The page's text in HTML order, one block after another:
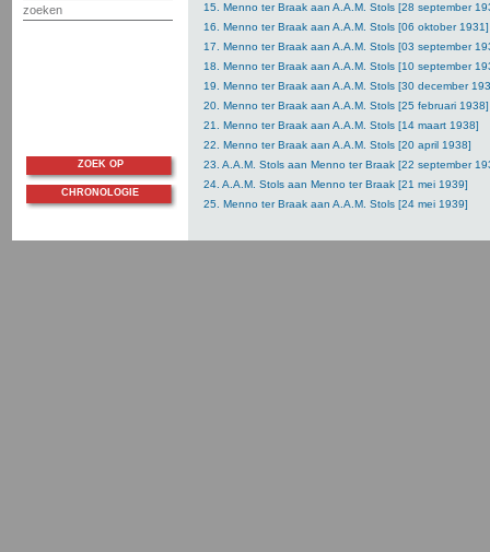
zoeken
15. Menno ter Braak aan A.A.M. Stols [28 september
16. Menno ter Braak aan A.A.M. Stols [06 oktober 1931]
17. Menno ter Braak aan A.A.M. Stols [03 september
18. Menno ter Braak aan A.A.M. Stols [10 september
19. Menno ter Braak aan A.A.M. Stols [30 december
20. Menno ter Braak aan A.A.M. Stols [25 februari 1938]
21. Menno ter Braak aan A.A.M. Stols [14 maart 1938]
22. Menno ter Braak aan A.A.M. Stols [20 april 1938]
23. A.A.M. Stols aan Menno ter Braak [22 september
24. A.A.M. Stols aan Menno ter Braak [21 mei 1939]
25. Menno ter Braak aan A.A.M. Stols [24 mei 1939]
ZOEK OP
CHRONOLOGIE